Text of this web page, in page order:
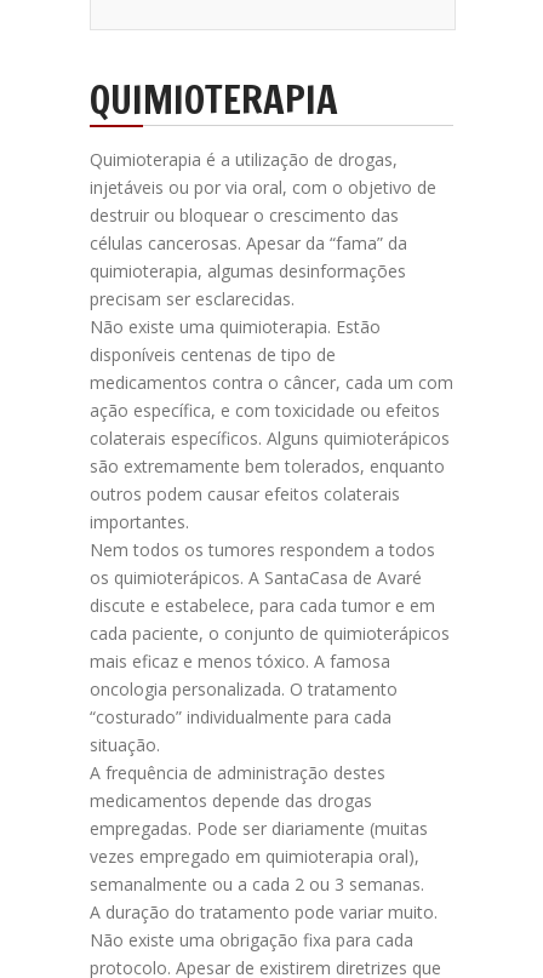
QUIMIOTERAPIA
Quimioterapia é a utilização de drogas,
injetáveis ou por via oral, com o objetivo de
destruir ou bloquear o crescimento das
células cancerosas. Apesar da “fama” da
quimioterapia, algumas desinformações
precisam ser esclarecidas.
Não existe uma quimioterapia. Estão
disponíveis centenas de tipo de
medicamentos contra o câncer, cada um com
ação específica, e com toxicidade ou efeitos
colaterais específicos. Alguns quimioterápicos
são extremamente bem tolerados, enquanto
outros podem causar efeitos colaterais
importantes.
Nem todos os tumores respondem a todos
os quimioterápicos. A SantaCasa de Avaré
discute e estabelece, para cada tumor e em
cada paciente, o conjunto de quimioterápicos
mais eficaz e menos tóxico. A famosa
oncologia personalizada. O tratamento
“costurado” individualmente para cada
situação.
A frequência de administração destes
medicamentos depende das drogas
empregadas. Pode ser diariamente (muitas
vezes empregado em quimioterapia oral),
semanalmente ou a cada 2 ou 3 semanas.
A duração do tratamento pode variar muito.
Não existe uma obrigação fixa para cada
protocolo. Apesar de existirem diretrizes que